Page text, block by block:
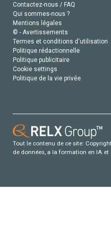
Contactez-nous / FAQ
Qui sommes-nous ?
Mentions légales
© - Avertissements
Termes et conditions d'utilisation
Politique rédactionnelle
Politique publicitaire
Cookie settings
Politique de la vie privée
Tout le contenu de ce site:
de données, a la formation en IA